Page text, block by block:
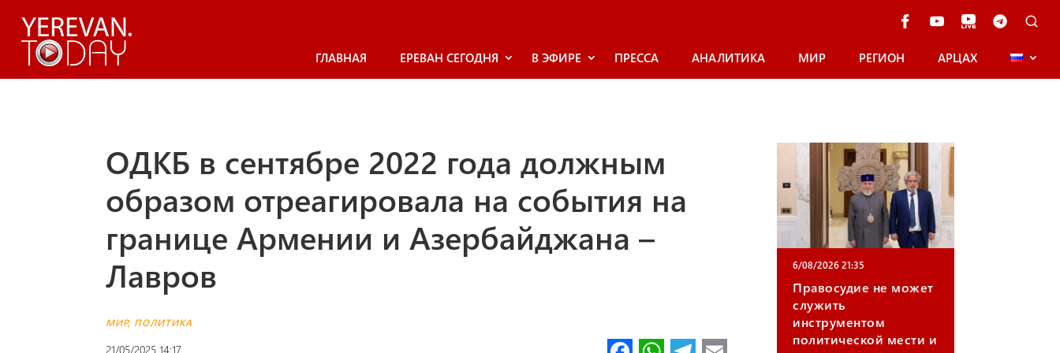
ГЛАВНАЯ ЕРЕВАН СЕГОДНЯ В ЭФИРЕ ПРЕССА АНАЛИТИКА МИР РЕГИОН АРЦАХ
ОДКБ в сентябре 2022 года должным
образом отреагировала на события на
границе Армении и Азербайджана –
Лавров
МИР, ПОЛИТИКА
21/05/2025 14:17
6/08/2026 21:35
Правосудие не может
служить
инструментом
политической мести и